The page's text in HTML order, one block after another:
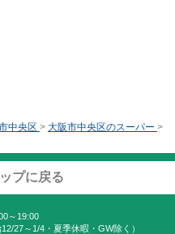
中央区 > 大阪市中央区のスーパー >
プに戻る
～19:00
27～1/4・夏季休暇・GW除く）